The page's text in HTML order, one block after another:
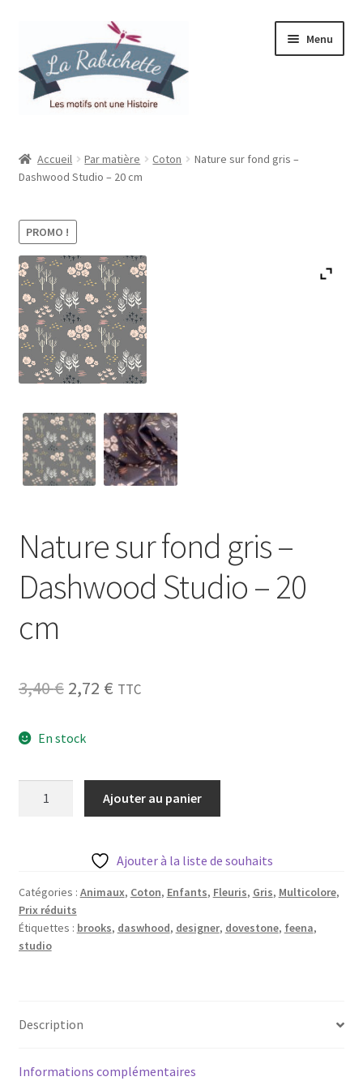
la
navigation
contenu
Menu
Contact
Ma liste de souhaits
Mon espace
Mon compte
Panier
Wishlist
Paiement
#6710 (pas de titre)
Blog
Qui suis je ?
Mentions légales
Accueil Par matière Coton
Nature sur fond gris –
Dashwood Studio – 20 cm
PROMO !
Nature sur fond gris –
Dashwood Studio – 20
cm
3,40€ Le
initial
était :
3,40 €.
2,72 €Le
est :
2,72 €.
TTC
En stock
gris
-
Dashwood
Studio
Ajouter au panier
Ajouter à la liste de souhaits
Catégories : Animaux, Coton, Enfants, Fleuris, Gris, Multicolore,
Prix réduits
Étiquettes : brooks, daswhood, designer, dovestone, feena,
studio
Description
Informations complémentaires